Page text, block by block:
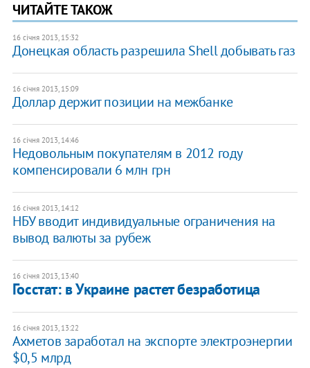
ЧИТАЙТЕ ТАКОЖ
16 січня 2013, 15:32
Донецкая область разрешила Shell добывать газ
16 січня 2013, 15:09
Доллар держит позиции на межбанке
16 січня 2013, 14:46
Недовольным покупателям в 2012 году
компенсировали 6 млн грн
16 січня 2013, 14:12
НБУ вводит индивидуальные ограничения на
вывод валюты за рубеж
16 січня 2013, 13:40
Госстат: в Украине растет безработица
16 січня 2013, 13:22
Ахметов заработал на экспорте электроэнергии
$0,5 млрд